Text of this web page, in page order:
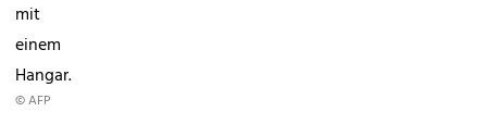
mit
einem
Hangar.
© AFP